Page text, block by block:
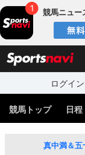
競馬ニュー
ログイン
競馬トップ 日
真中満＆五